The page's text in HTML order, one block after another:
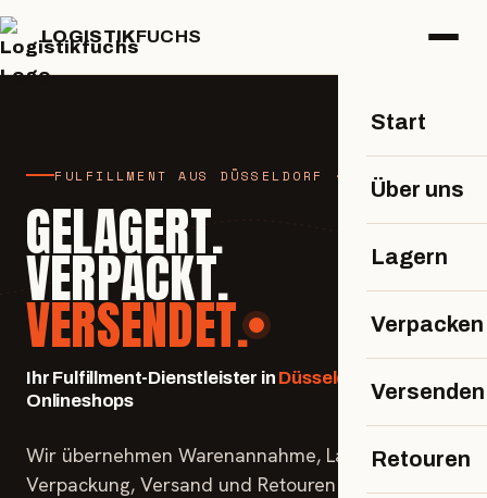
Start
Über uns
Lagern
Verpacken
Versenden
Retouren
LOGISTIKFUCHS
FULFILLMENT AUS DÜSSELDORF · SEIT 1996
GELAGERT.
VERPACKT.
VERSENDET.
Ihr Fulfillment-Dienstleister in Düsseldorf
Onlineshops
Wir übernehmen Warenannahme, Lager,
Verpackung, Versand und Retouren – damit du